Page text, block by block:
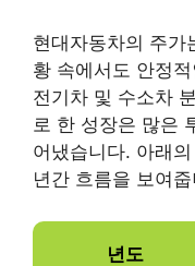
현대자동차의 주가
황 속에서도 안정
전기차 및 수소차
로 한 성장은 많은
어냈습니다. 아래
년간 흐름을 보여
년도